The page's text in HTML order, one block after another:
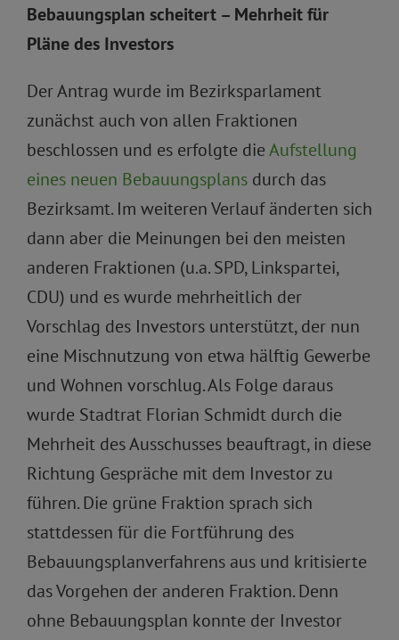
Bebauungsplan scheitert – Mehrheit für
Pläne des Investors
Der Antrag wurde im Bezirksparlament
zunächst auch von allen Fraktionen
beschlossen und es erfolgte dieAufstellung
eines neuen Bebauungsplans durch das
Bezirksamt. Im weiteren Verlauf änderten sich
dann aber die Meinungen bei den meisten
anderen Fraktionen (u.a. SPD, Linkspartei,
CDU) und es wurde mehrheitlich der
Vorschlag des Investors unterstützt, der nun
eine Mischnutzung von etwa hälftig Gewerbe
und Wohnen vorschlug. Als Folge daraus
wurde Stadtrat Florian Schmidt durch die
Mehrheit des Ausschusses beauftragt, in diese
Richtung Gespräche mit dem Investor zu
führen. Die grüne Fraktion sprach sich
stattdessen für die Fortführung des
Bebauungsplanverfahrens aus und kritisierte
das Vorgehen der anderen Fraktion. Denn
ohne Bebauungsplan konnte der Investor